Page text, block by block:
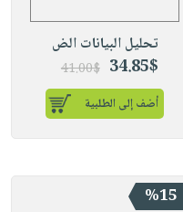
تحليل البيانات الض
34.85$
41.00$
أضف إلى الطلبية
%15